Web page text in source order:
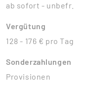
ab sofort - unbefr.
Vergütung
128 - 176 € pro Tag
Sonderzahlungen
Provisionen